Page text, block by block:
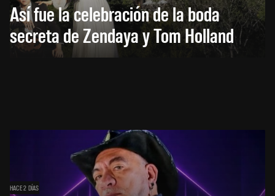
Así fue la celebración de la boda
secreta de Zendaya y Tom Holland
HACE 2 DÍAS